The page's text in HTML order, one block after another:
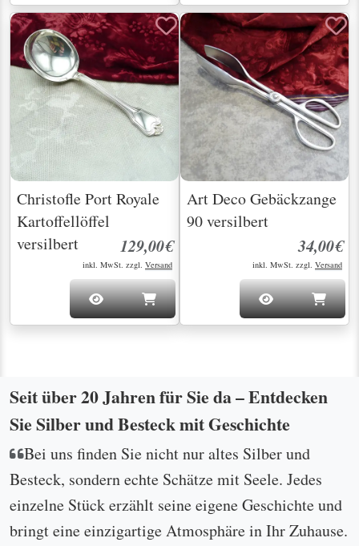
Christofle Port Royale
Kartoffellöffel
versilbert
129,00€
inkl. MwSt. zzgl. Versand
Art Deco Gebäckzange
90 versilbert
34,00€
inkl. MwSt. zzgl. Versand
Seit über 20 Jahren für Sie da – Entdecken
Sie Silber und Besteck mit Geschichte
Bei uns finden Sie nicht nur altes Silber und
Besteck, sondern echte Schätze mit Seele. Jedes
einzelne Stück erzählt seine eigene Geschichte und
bringt eine einzigartige Atmosphäre in Ihr Zuhause.